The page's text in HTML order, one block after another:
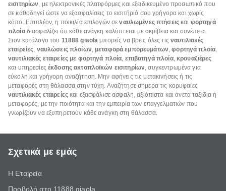
εισιτηρίων, με ηλεκτρονικές πλατφόρμες και εξειδικευμένο προσωπικό που
σε καθοδηγεί ώστε να εξασφαλίσεις το εισιτήριό σου γρήγορα και χωρίς
κόπο. Επιπλέον, η ποικιλία επιλογών σεναυλωμένες πτήσεις και φορτηγά
πλοίαδιασφαλίζει ότι κάθε ανάγκη καλύπτεται με ακρίβεια και συνέπεια.
Στον κατάλογο του 11888 giaola μπορείς να βρεις όλες τις ναυτιλιακές
εταιρείες, ναυλώσεις πλοίων, μεταφορά εμπορευμάτων,φορτηγά πλοία,
ναυτιλιακές εταιρείες με φορτηγά πλοία, επιβατηγά πλοία, κρουαζιέρες
και υπηρεσίες έκδοσης ακτοπλοϊκών εισιτηρίων, συγκεντρωμένα για
εύκολη και γρήγορη αναζήτηση. Μην αφήνεις τις μετακινήσεις ή τις
μεταφορές στη θάλασσα στην τύχη. Αναζήτησε σήμερα τις κορυφαίες
ναυτιλιακές εταιρείεςκαι εξασφάλισε ασφαλή, αξιόπιστα και άνετα ταξίδια ή
μεταφορές, με την ποιότητα και την εμπειρία των επαγγελματιών που
γνωρίζουν να εξυπηρετούν κάθε ανάγκη στη θάλασσα.
Σχετικά με εμάς
Η Εταιρεία
Προβολή στο 11888 giaola